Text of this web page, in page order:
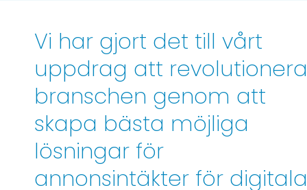
Vi har gjort det till vårt
uppdrag att revolutionera
branschen genom att
skapa bästa möjliga
lösningar för
annonsintäkter för digitala